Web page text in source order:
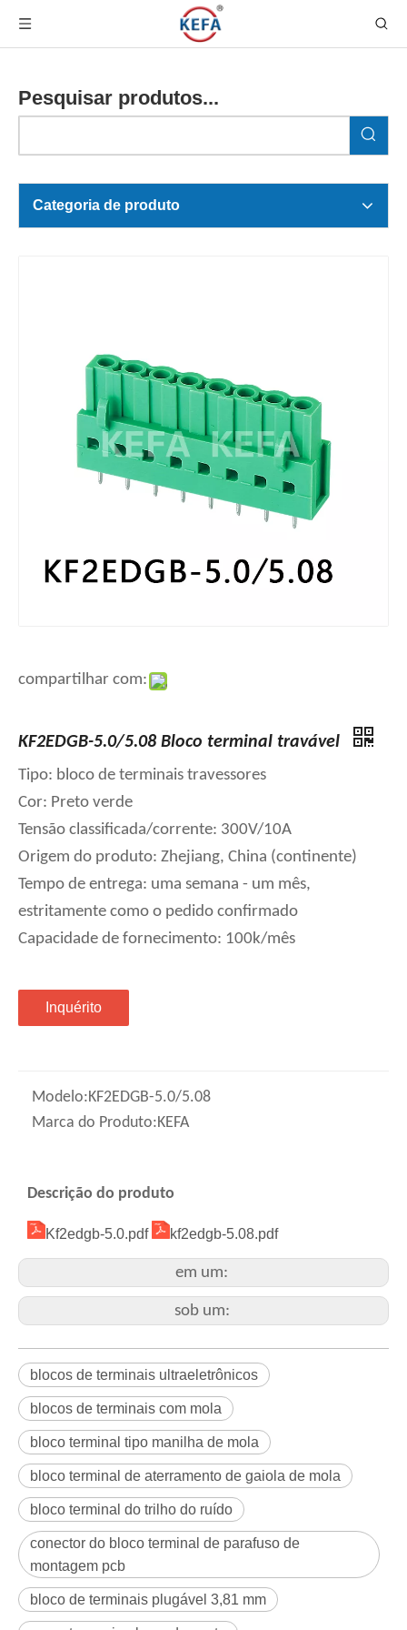
Pesquisar produtos...
Categoria de produto
compartilhar com:
KF2EDGB-5.0/5.08 Bloco terminal travável
Tipo: bloco de terminais travessores
Cor: Preto verde
Tensão classificada/corrente: 300V/10A
Origem do produto: Zhejiang, China (continente)
Tempo de entrega: uma semana - um mês,
estritamente como o pedido confirmado
Capacidade de fornecimento: 100k/mês
Inquérito
Modelo:KF2EDGB-5.0/5.08
Marca do Produto:KEFA
Descrição do produto
Kf2edgb-5.0.pdf kf2edgb-5.08.pdf
em um:
sob um:
blocos de terminais ultraeletrônicos
blocos de terminais com mola
bloco terminal tipo manilha de mola
bloco terminal de aterramento de gaiola de mola
bloco terminal do trilho do ruído
conector do bloco terminal de parafuso de
montagem pcb
bloco de terminais plugável 3,81 mm